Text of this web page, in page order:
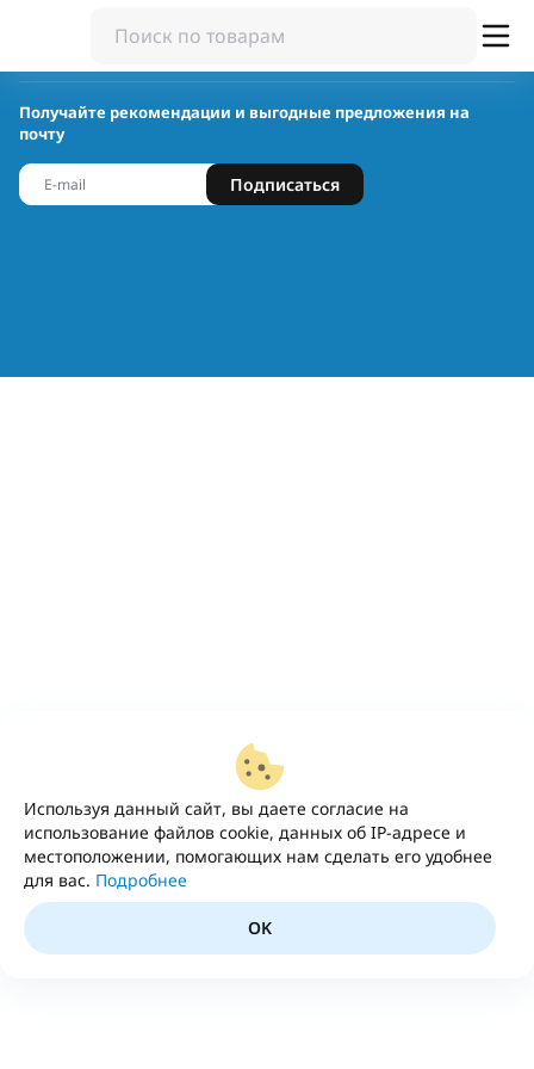
Используя данный сайт, вы даете согласие на
использование файлов cookie, данных об IP-адресе и
местоположении, помогающих нам сделать его удобнее
для вас. Подробнее
OK
Получайте рекомендации и выгодные предложения на
почту
Подписаться